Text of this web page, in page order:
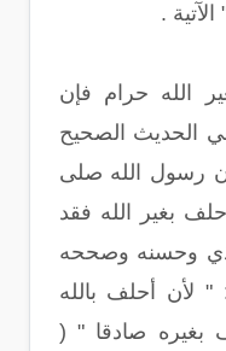
.
الله حرام فإن
الحديث الصحيح
رسول الله صلى
بغير الله فقد
وحسنه وصححه
لأن أحلف بالله
بغيره صادقا " (